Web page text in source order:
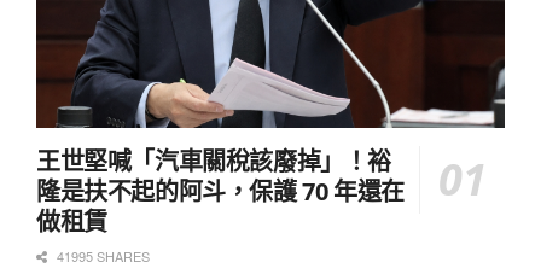
王世堅喊「汽車關稅該廢掉」！裕
隆是扶不起的阿斗，保護 70 年還在
做租賃
41995 SHARES